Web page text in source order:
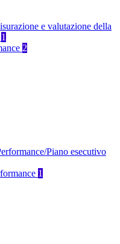
e valutazione della
1
2
Piano esecutivo
1